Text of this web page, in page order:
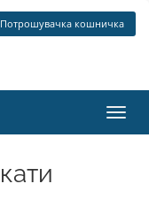
Потрошувачка кошничка